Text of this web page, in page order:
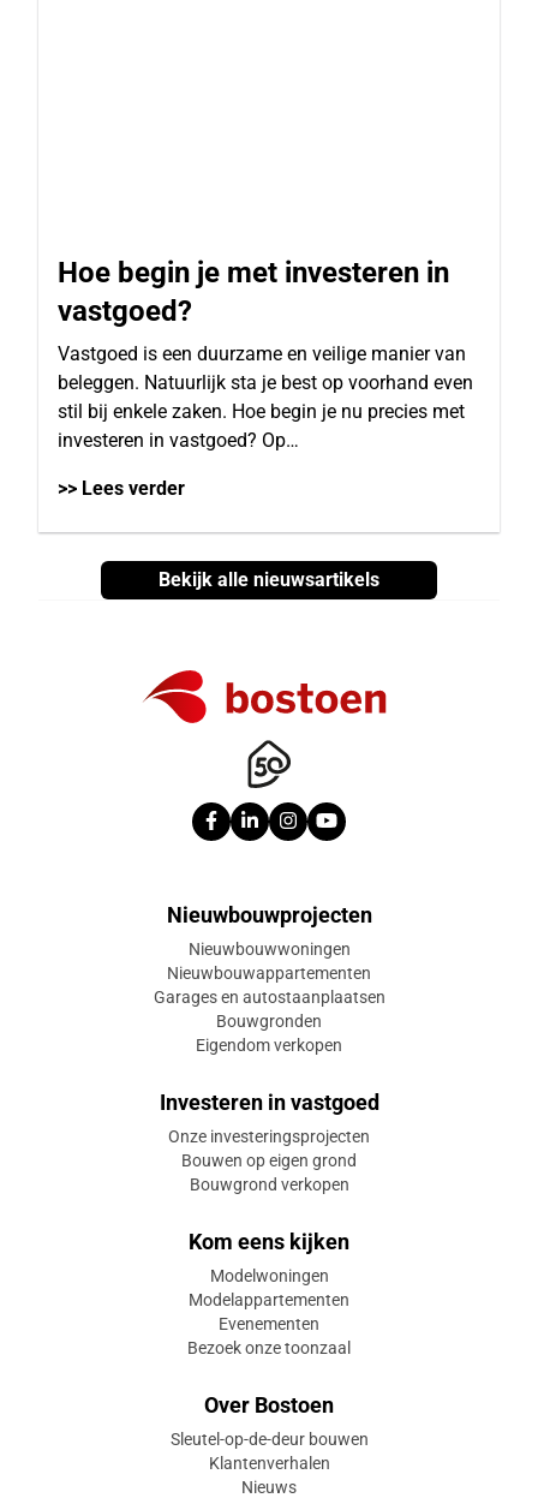
Hoe begin je met investeren in
vastgoed?
Vastgoed is een duurzame en veilige manier van
beleggen. Natuurlijk sta je best op voorhand even
stil bij enkele zaken. Hoe begin je nu precies met
investeren in vastgoed? Op…
>> Lees verder
Bekijk alle nieuwsartikels
Nieuwbouwprojecten
Nieuwbouwwoningen
Nieuwbouwappartementen
Garages en autostaanplaatsen
Bouwgronden
Eigendom verkopen
Investeren in vastgoed
Onze investeringsprojecten
Bouwen op eigen grond
Bouwgrond verkopen
Kom eens kijken
Modelwoningen
Modelappartementen
Evenementen
Bezoek onze toonzaal
Over Bostoen
Sleutel-op-de-deur bouwen
Klantenverhalen
Nieuws